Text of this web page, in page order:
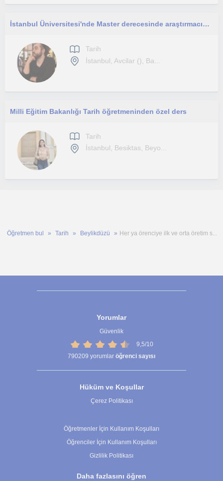
İstanbul Üniversitesi'nde Master derecesinde araştırmacıyım. Eğitim için 1,5 yıl Paris'te yaşadım ve artık derslere geri döndüm.
Tarih
İstanbul, Avcilar (), Ba...
Milli Eğitim Bakanlığı Tarih öğretmeninden özel ders
Tarih
İstanbul, Besiktas, Beyo...
Öğretmen bul Tarih Beylikdüzü Her ya örenciye ilk ve orta öretim s...
Yorumlar
Güvenlik
9,5/10
790209 yorumlar öğrenci sayısı
Hüküm ve Koşullar
Çerez Politikası
Öğretmenler İçin Kullanım Koşulları
Öğrenciler İçin Kullanım Koşulları
Gizlilik Politikası
Daha fazlasını öğren